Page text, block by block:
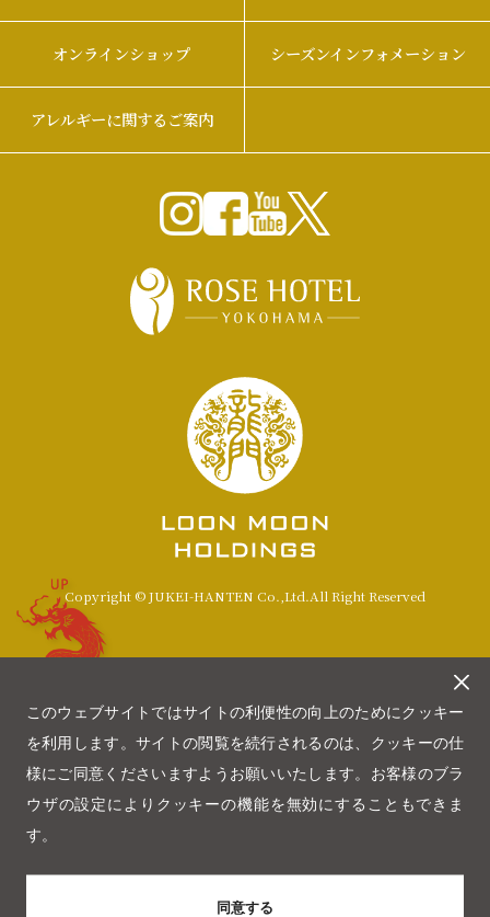
オンラインショップ シーズンインフォメーション
アレルギーに関するご案内
Copyright © JUKEI-HANTEN Co.,Ltd.All Right Reserved
UP
このウェブサイトではサイトの利便性の向上のためにクッキー
を利用します。サイトの閲覧を続行されるのは、クッキーの仕
様にご同意くださいますようお願いいたします。お客様のブラ
ウザの設定によりクッキーの機能を無効にすることもできま
す。
同意する